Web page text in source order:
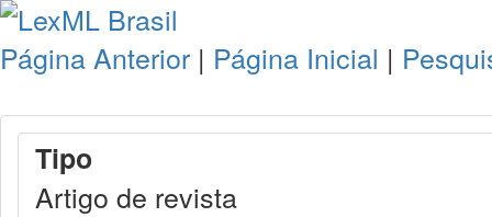
Página Anterior | Página Inicial |
Tipo
Artigo de revista